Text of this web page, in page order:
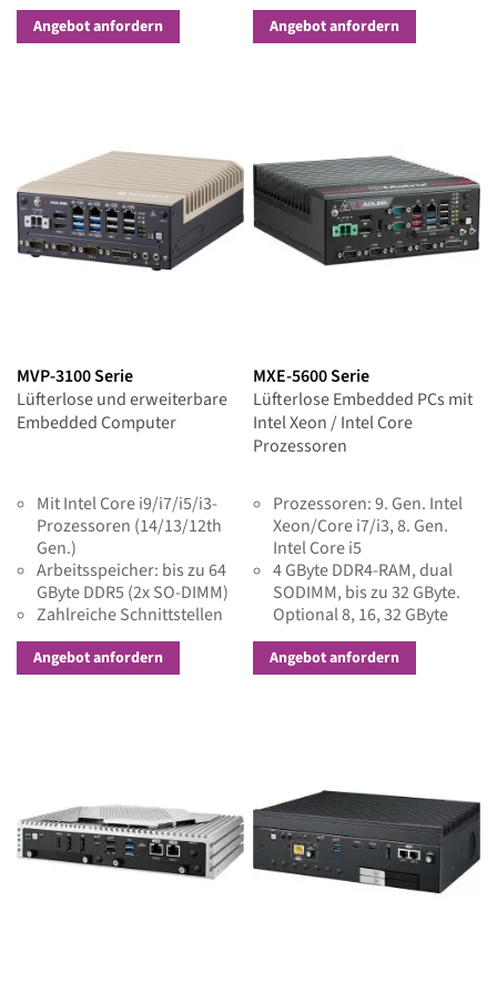
Angebot anfordern
LPG-GPU für bis zu 36 TOPS
Rechenleistung
Angebot anfordern
MVP-3100 Serie
Lüfterlose und erweiterbare
Embedded Computer
Mit Intel Core i9/i7/i5/i3-
Prozessoren (14/13/12th
Gen.)
Arbeitsspeicher: bis zu 64
GByte DDR5 (2x SO-DIMM)
Zahlreiche Schnittstellen
Flexibel erweiterbar
Angebot anfordern
MXE-5600 Serie
Lüfterlose Embedded PCs mit
Intel Xeon / Intel Core
Prozessoren
Prozessoren: 9. Gen. Intel
Xeon/Core i7/i3, 8. Gen.
Intel Core i5
4 GByte DDR4-RAM, dual
SODIMM, bis zu 32 GByte.
Optional 8, 16, 32 GByte
DDR4 ECC (mit Intel Xeon /
i3)
Vielfältige industrielle
Angebot anfordern